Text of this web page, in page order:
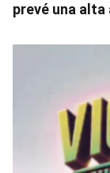
prevé una